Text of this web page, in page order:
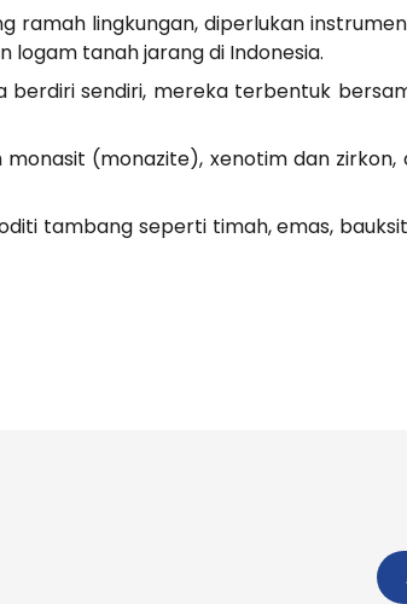
ramah lingkungan, diperlukan
logam tanah jarang di Indonesia.
berdiri sendiri, mereka terbentuk
(monazite), xenotim dan zirkon,
tambang seperti timah, emas,